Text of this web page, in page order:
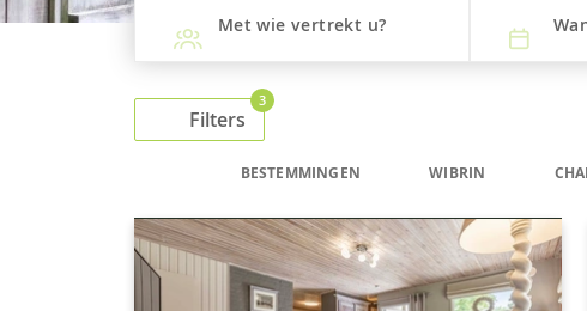
Met wie vertrekt u?
Filters
3
BESTEMMINGEN WIBRIN